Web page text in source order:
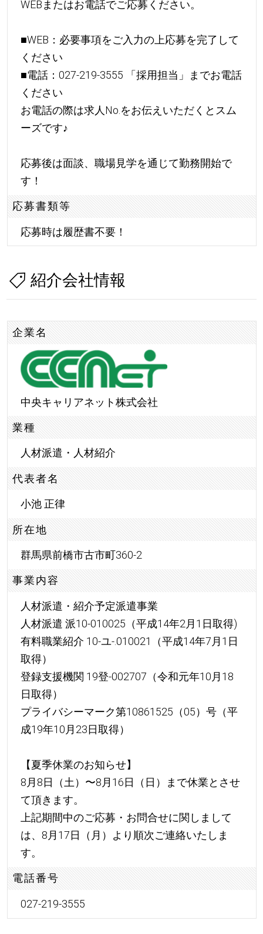
WEBまたはお電話でご応募ください。
■WEB：必要事項をご入力の上応募を完了して
ください
■電話：027-219-3555 「採用担当」までお電話
ください
お電話の際は求人No.をお伝えいただくとスム
ーズです♪
応募後は面談、職場見学を通じて勤務開始で
す！
応募書類等
応募時は履歴書不要！
紹介会社情報
企業名
中央キャリアネット株式会社
業種
人材派遣・人材紹介
代表者名
小池 正律
所在地
群馬県前橋市古市町360-2
事業内容
人材派遣・紹介予定派遣事業
人材派遣 派10-010025（平成14年2月1日取得)
有料職業紹介 10-ユ-.010021（平成14年7月1日
取得）
登録支援機関 19登-002707（令和元年10月18
日取得）
プライバシーマーク第10861525（05）号（平
成19年10月23日取得）
【夏季休業のお知らせ】
8月8日（土）〜8月16日（日）まで休業とさせ
て頂きます。
上記期間中のご応募・お問合せに関しまして
は、8月17日（月）より順次ご連絡いたしま
す。
電話番号
027-219-3555